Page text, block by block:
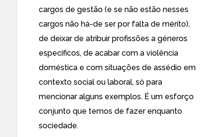
cargos de gestão (e se não estão nesses
cargos não há-de ser por falta de mérito),
de deixar de atribuir profissões a géneros
específicos, de acabar com a violência
doméstica e com situações de assédio em
contexto social ou laboral, só para
mencionar alguns exemplos. É um esforço
conjunto que temos de fazer enquanto
sociedade.